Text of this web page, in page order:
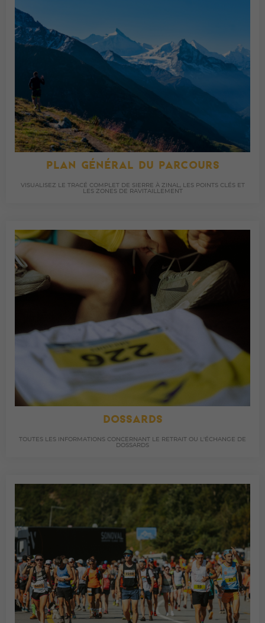
PLAN GÉNÉRAL DU PARCOURS
VISUALISEZ LE TRACÉ COMPLET DE SIERRE À ZINAL, LES POINTS CLÉS ET
LES ZONES DE RAVITAILLEMENT
DOSSARDS
TOUTES LES INFORMATIONS CONCERNANT LE RETRAIT OU L'ÉCHANGE DE
DOSSARDS